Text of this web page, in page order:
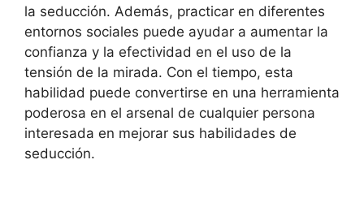
la seducción. Además, practicar en diferentes
entornos sociales puede ayudar a aumentar la
confianza y la efectividad en el uso de la
tensión de la mirada. Con el tiempo, esta
habilidad puede convertirse en una herramienta
poderosa en el arsenal de cualquier persona
interesada en mejorar sus habilidades de
seducción.